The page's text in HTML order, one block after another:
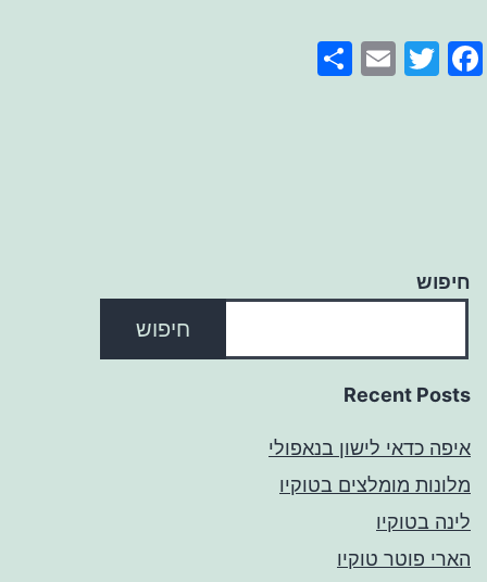
Facebook
Twitter
Email
חיפוש
חיפוש
Recent Posts
איפה כדאי לישון בנאפולי
מלונות מומלצים בטוקיו
לינה בטוקיו
הארי פוטר טוקיו